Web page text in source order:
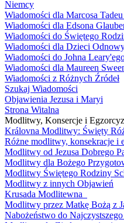
Niemcy
Wiadomości dla Marcosa
Wiadomości dla Edsona
Wiadomości do Świętego
Wiadomości dla Dzieci
Wiadomości do Johna
Wiadomości dla Maureen
Wiadomości z Różnych Źródeł
Szukaj Wiadomości
Objawienia Jezusa i Maryi
Strona Witalna
Modlitwy, Konsercje i
Královna Modlitwy: Święty
Różne modlitwy, konsekracje i
Modlitwy od Jezusa Dobrego
Modlitwy dla Bożego
Modlitwy Świętego Rodziny
Modlitwy z innych Objawień
Krusada Modlitewna
Modlitwy przez Matkę Bożą z
Nabożeństwo do